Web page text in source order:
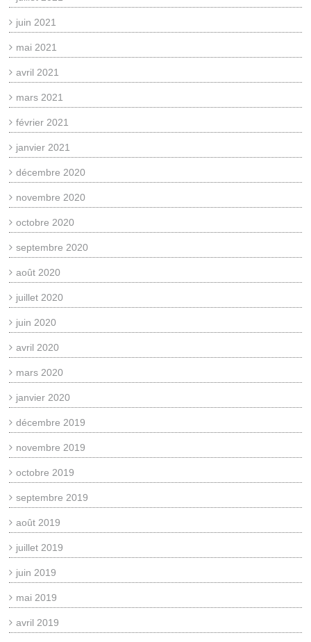
juin 2021
mai 2021
avril 2021
mars 2021
février 2021
janvier 2021
décembre 2020
novembre 2020
octobre 2020
septembre 2020
août 2020
juillet 2020
juin 2020
avril 2020
mars 2020
janvier 2020
décembre 2019
novembre 2019
octobre 2019
septembre 2019
août 2019
juillet 2019
juin 2019
mai 2019
avril 2019